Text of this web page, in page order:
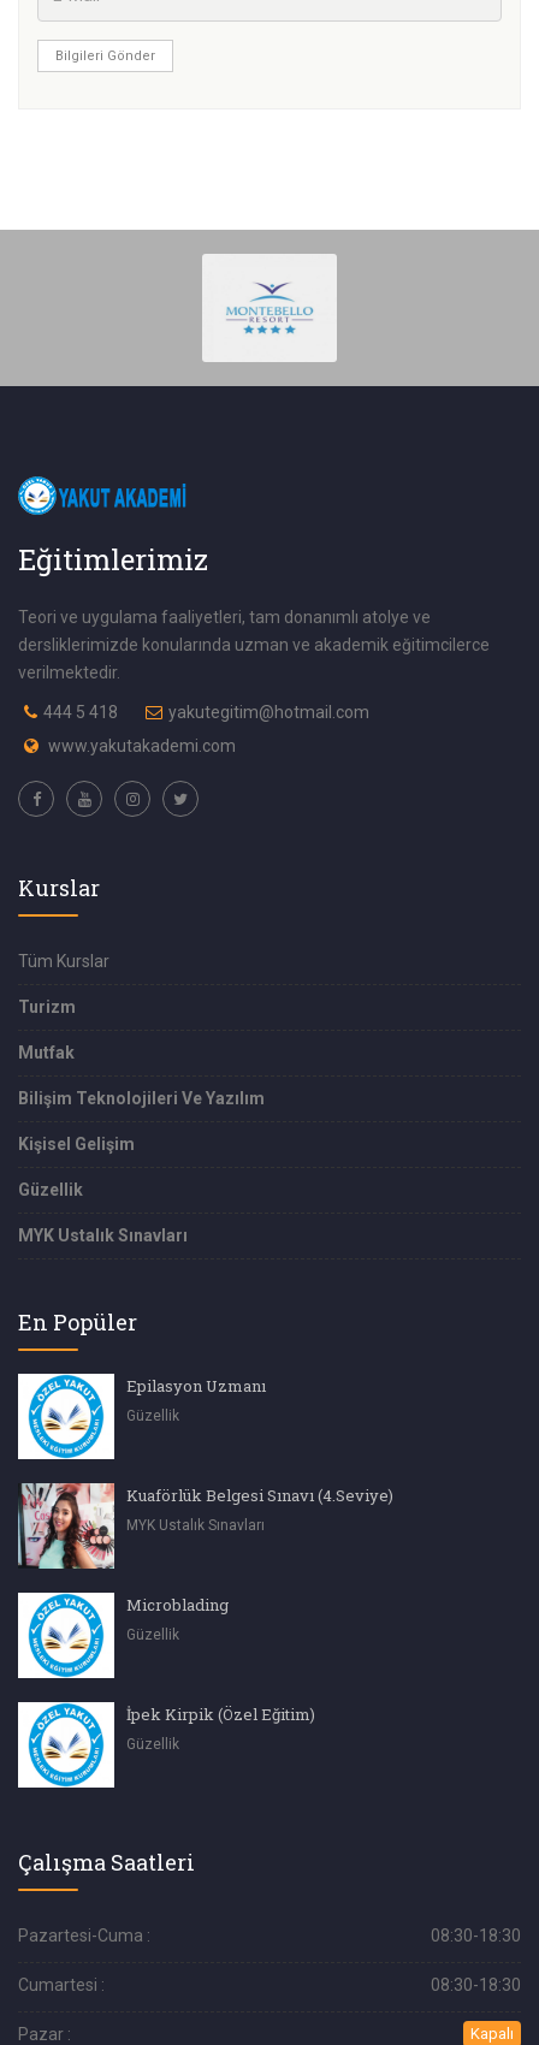
Bilgileri Gönder
Eğitimlerimiz
Teori ve uygulama faaliyetleri, tam donanımlı atolye ve
dersliklerimizde konularında uzman ve akademik eğitimcilerce
verilmektedir.
444 5 418
yakutegitim@hotmail.com
www.yakutakademi.com
Kurslar
Tüm Kurslar
Turizm
Mutfak
Bilişim Teknolojileri Ve Yazılım
Kişisel Gelişim
Güzellik
MYK Ustalık Sınavları
En Popüler
Epilasyon Uzmanı
Güzellik
Kuaförlük Belgesi Sınavı (4.Seviye)
MYK Ustalık Sınavları
Microblading
Güzellik
İpek Kirpik (Özel Eğitim)
Güzellik
Çalışma Saatleri
Pazartesi-Cuma : 08:30-18:30
Cumartesi : 08:30-18:30
Pazar : Kapalı